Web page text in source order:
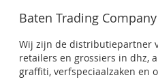
Baten Trading Company
Wij zijn de distributiepartner
retailers en grossiers in dhz,
graffiti, verfspeciaalzaken en